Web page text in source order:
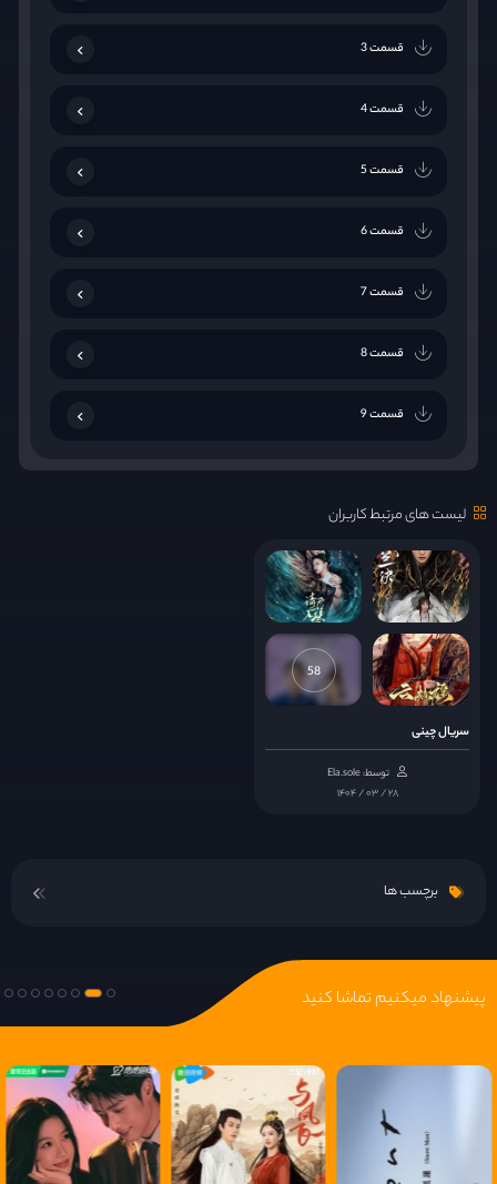
قسمت 3
قسمت 4
قسمت 5
قسمت 6
قسمت 7
قسمت 8
قسمت 9
قسمت 10
قسمت 12
قسمت 13
قسمت 15
قسمت 18
قسمت 21
لیست های مرتبط کاربران
58
سریال چینی
توسط: Ela.sole
۱۴۰۴ / ۰۳ / ۲۸
برچسب ها
پیشنهاد میکنیم تماشا کنید